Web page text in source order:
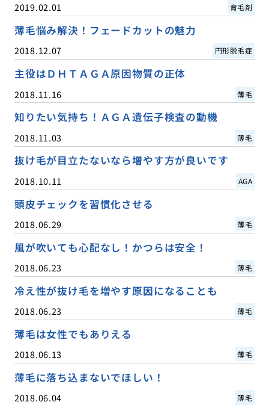
2019.02.01 育毛剤
薄毛悩み解決！フェードカットの魅力
2018.12.07 円形脱毛症
主役はＤＨＴＡＧＡ原因物質の正体
2018.11.16 薄毛
知りたい気持ち！ＡＧＡ遺伝子検査の動機
2018.11.03 薄毛
抜け毛が目立たないなら増やす方が良いです
2018.10.11 AGA
頭皮チェックを習慣化させる
2018.06.29 薄毛
風が吹いても心配なし！かつらは安全！
2018.06.23 薄毛
冷え性が抜け毛を増やす原因になることも
2018.06.23 薄毛
薄毛は女性でもありえる
2018.06.13 薄毛
薄毛に落ち込まないでほしい！
2018.06.04 薄毛